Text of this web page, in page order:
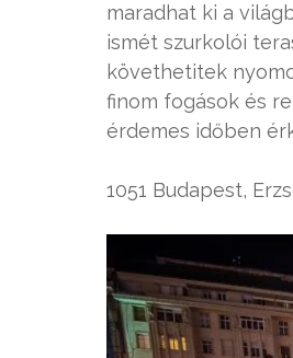
maradhat ki a
ismét szurkolói
követhetitek
finom fogások és
érdemes időben
1051 Budapest,